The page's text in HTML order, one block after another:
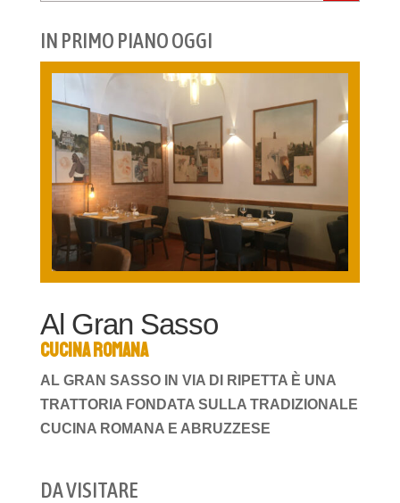
IN PRIMO PIANO OGGI
Al Gran Sasso
Cucina Romana
AL GRAN SASSO IN VIA DI RIPETTA È UNA
TRATTORIA FONDATA SULLA TRADIZIONALE
CUCINA ROMANA E ABRUZZESE
DA VISITARE